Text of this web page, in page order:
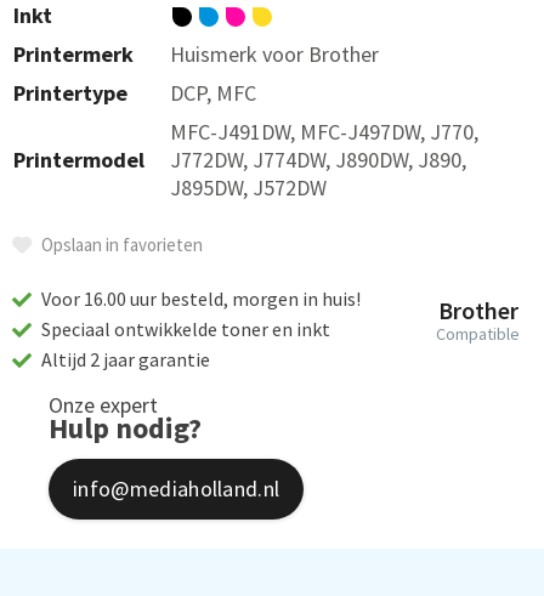
Inkt
Printermerk
Huismerk voor Brother
Printertype
DCP, MFC
Printermodel
MFC-J491DW, MFC-J497DW, J770,
J772DW, J774DW, J890DW, J890,
J895DW, J572DW
Opslaan in favorieten
Brother
Compatible
Voor 16.00 uur besteld, morgen in huis!
Speciaal ontwikkelde toner en inkt
Altijd 2 jaar garantie
Onze expert
Hulp nodig?
info@mediaholland.nl